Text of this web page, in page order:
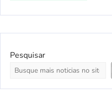
Pesquisar